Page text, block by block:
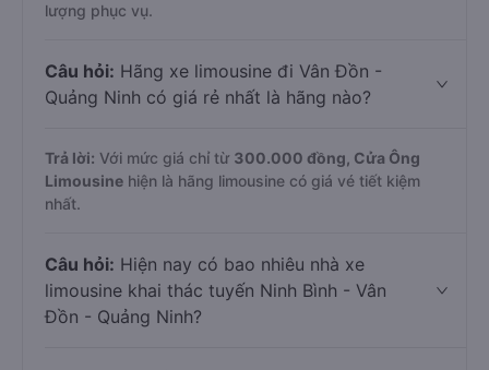
lượng phục vụ.
Câu hỏi: Hãng xe limousine đi Vân Đồn -
Quảng Ninh có giá rẻ nhất là hãng nào?
Trả lời: Với mức giá chỉ từ 300.000 đồng, Cửa Ông
Limousine hiện là hãng limousine có giá vé tiết kiệm
nhất.
Câu hỏi: Hiện nay có bao nhiêu nhà xe
limousine khai thác tuyến Ninh Bình - Vân
Đồn - Quảng Ninh?